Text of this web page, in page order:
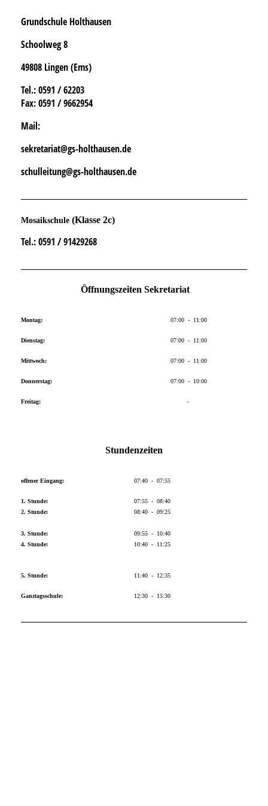
Grundschule Holthausen
Schoolweg 8
49808 Lingen (Ems)
Tel.: 0591 / 62203
Fax:0591 / 9662954
Mail:
sekretariat@gs-holthausen.de
schulleitung@gs-holthausen.de
Mosaikschule (Klasse 2c)
Tel.: 0591 / 91429268
Öffnungszeiten Sekretariat
Montag:
Dienstag:
Mittwoch:
Donnerstag:
Freitag:
07:00 - 11:00
07:00 - 11:00
07:00 - 11:00
07:00 - 10:00
-
Stundenzeiten
offener Eingang:
1. Stunde:
2. Stunde:
3. Stunde:
4. Stunde:
5. Stunde:
Ganztagsschule:
07:40 - 07:55
07:55 - 08:40
08:40 - 09:25
09:55 - 10:40
10:40 - 11:25
11:40 - 12:35
12:30 - 15:30